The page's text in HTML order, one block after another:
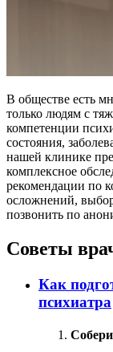
В обществе есть
только людям с
компетенции
состояния,
нашей клинике
комплексное
рекомендации по
осложнений,
позвонить по
Советы
Как
психиатра